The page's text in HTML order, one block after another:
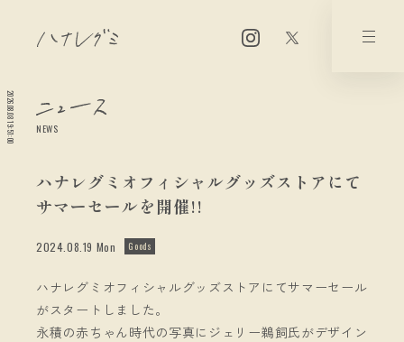
2026.08.08 19:51:00 NEWS
ハナレグミオフィシャルグッズストアにて
サマーセールを開催!!
2024.08.19 Mon Goods
ハナレグミオフィシャルグッズストアにてサマーセール
がスタートしました。
永積の赤ちゃん時代の写真にジェリー鵜飼氏がデザイン